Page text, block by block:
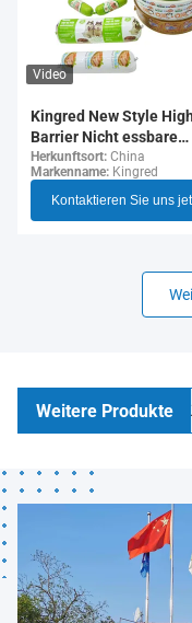
Video
Kingred New Style High
Barrier Nicht essbare
Polyamid Wurst
Lebensmittelqualität
Herkunftsort: China
Markenname: Kingred
Kontaktieren Sie uns
Weitere Produkte
Wurstgehäuse für